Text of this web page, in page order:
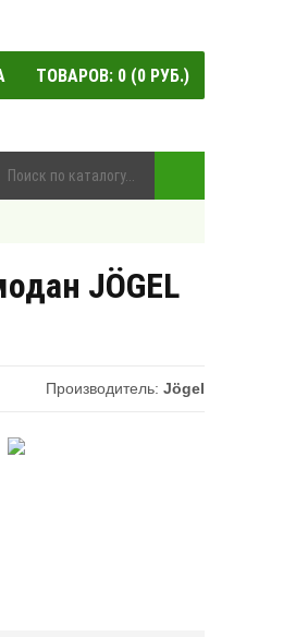
ТОВАРОВ: 0 (0 РУБ.)
JÖGEL
Производитель: Jögel